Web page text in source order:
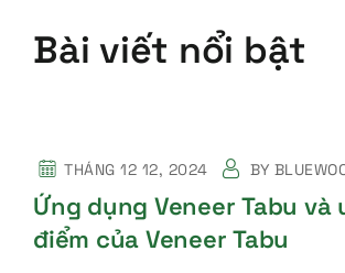
Bài viết nổi bật
THÁNG 12 12, 2024 BY
Ứng dụng Veneer Tabu và
điểm của Veneer Tabu